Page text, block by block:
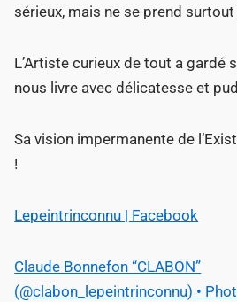
sérieux, mais ne se prend
L’Artiste curieux de tout a gardé
nous livre avec délicatesse et
Sa vision impermanente de
!
Lepeintrinconnu | Facebook
Claude Bonnefon “CLABON”
(@clabon_lepeintrinconnu) •